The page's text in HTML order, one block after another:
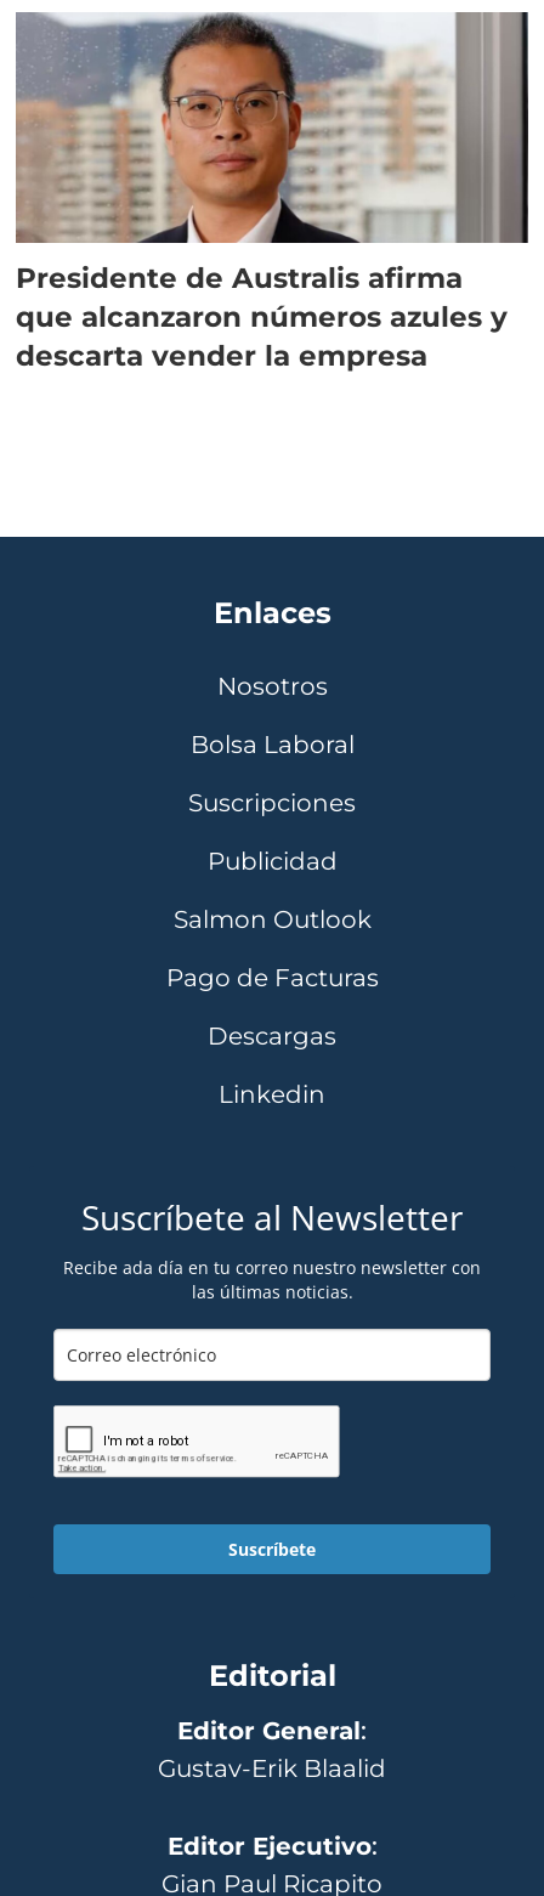
Presidente de Australis afirma
que alcanzaron números azules y
descarta vender la empresa
Enlaces
Nosotros
Bolsa Laboral
Suscripciones
Publicidad
Salmon Outlook
Pago de Facturas
Descargas
Linkedin
Suscríbete al Newsletter
Recibe ada día en tu correo nuestro newsletter con
las últimas noticias.
Suscríbete
Editorial
Editor General:
Gustav-Erik Blaalid
Editor Ejecutivo:
Gian Paul Ricapito